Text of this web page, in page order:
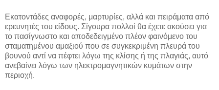
Εκατοντάδες αναφορές, μαρτυρίες, αλλά και πειράματα από
ερευνητές του είδους. Σίγουρα πολλοί θα έχετε ακούσει για
το πασίγνωστο και αποδεδειγμένο πλέον φαινόμενο του
σταματημένου αμαξιού που σε συγκεκριμένη πλευρά του
βουνού αντί να πέφτει λόγω της κλίσης ή της πλαγιάς, αυτό
ανεβαίνει λόγω των ηλεκτρομαγνητικών κυμάτων στην
περιοχή.